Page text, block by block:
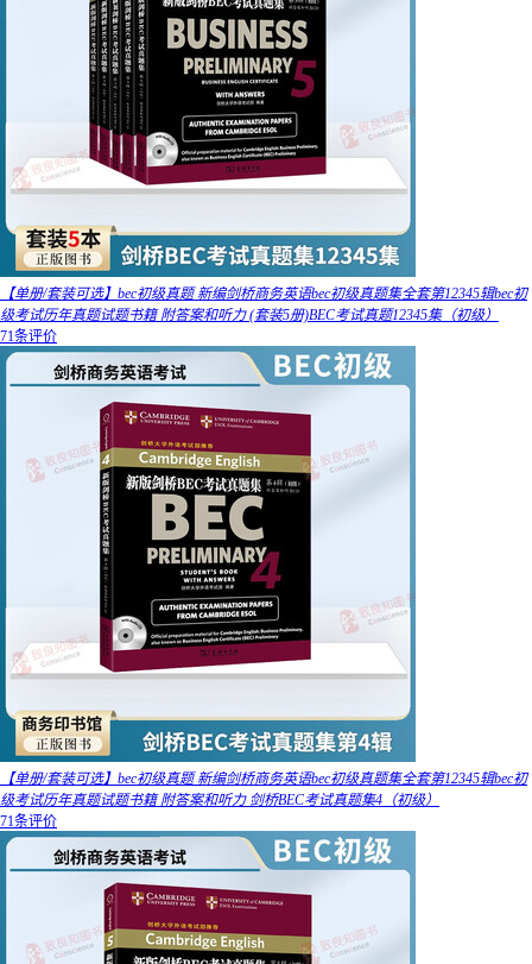
【单册/套装可选】bec初级真题 新编剑桥商务英语bec初级真题集全套第12345辑bec初
级考试历年真题试题书籍 附答案和听力 (套装5册)BEC考试真题12345集（初级）
71条评价
【单册/套装可选】bec初级真题 新编剑桥商务英语bec初级真题集全套第12345辑bec初
级考试历年真题试题书籍 附答案和听力 剑桥BEC考试真题集4（初级）
71条评价